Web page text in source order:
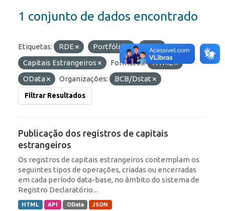
1 conjunto de dados encontrado
Etiquetas: RDE Portfólio
IED
Capitais Estrangeiros
Formatos:
HTML
OData
Organizações: BCB/Dstat
Filtrar Resultados
Publicação dos registros de capitais
estrangeiros
Os registros de capitais estrangeiros contemplam os
seguintes tipos de operações, criadas ou encerradas
em cada período data-base, no âmbito do sistema de
Registro Declaratório...
HTML API OData JSON